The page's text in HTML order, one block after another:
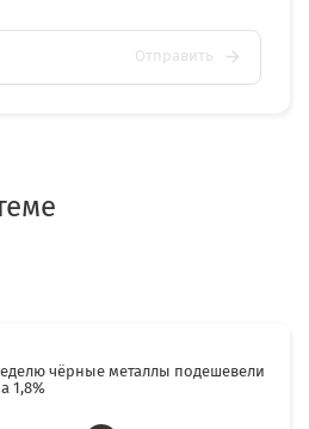
Отправить
чёрные металлы подешевели
1,8%